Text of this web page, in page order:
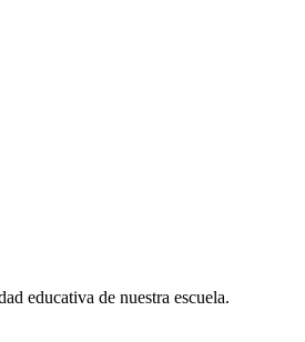
educativa de nuestra escuela.